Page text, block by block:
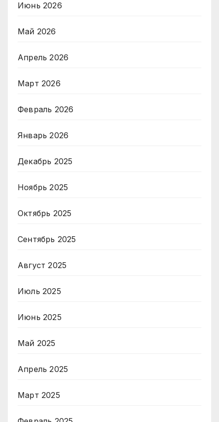
Июнь 2026
Май 2026
Апрель 2026
Март 2026
Февраль 2026
Январь 2026
Декабрь 2025
Ноябрь 2025
Октябрь 2025
Сентябрь 2025
Август 2025
Июль 2025
Июнь 2025
Май 2025
Апрель 2025
Март 2025